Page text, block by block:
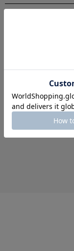
真夏のオフィスカジュアル